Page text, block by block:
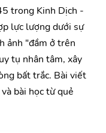
trong Kinh Dịch -
lực lượng dưới sự
ảnh "đầm ở trên
tụ nhân tâm, xây
bất trắc. Bài viết
bài học từ quẻ